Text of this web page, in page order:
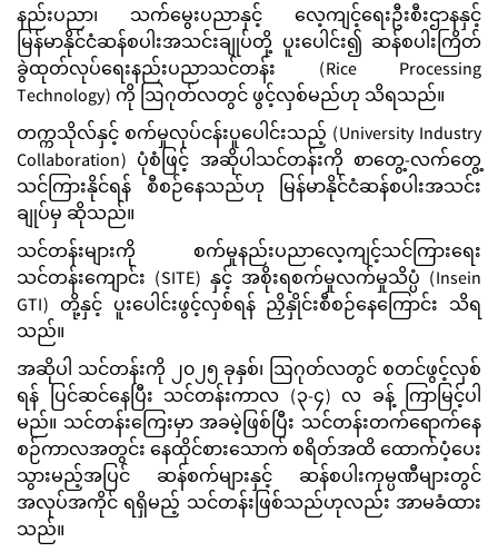
နည်းပညာ၊ သက်မွေးပညာနှင့် လေ့ကျင့်ရေးဦးစီးဌာနနှင့်
မြန်မာနိုင်ငံဆန်စပါးအသင်းချုပ်တို့ ပူးပေါင်း၍ ဆန်စပါးကြိတ်
ခွဲထုတ်လုပ်ရေးနည်းပညာသင်တန်း (Rice Processing
Technology) ကို ဩဂုတ်လတွင် ဖွင့်လှစ်မည်ဟု သိရသည်။
တက္ကသိုလ်နှင့် စက်မှုလုပ်ငန်းပူပေါင်းသည့် (University Industry
Collaboration) ပုံစံဖြင့် အဆိုပါသင်တန်းကို စာတွေ့-လက်တွေ့
သင်ကြားနိုင်ရန် စီစဉ်နေသည်ဟု မြန်မာနိုင်ငံဆန်စပါးအသင်း
ချုပ်မှ ဆိုသည်။
သင်တန်းများကို စက်မှုနည်းပညာလေ့ကျင့်သင်ကြားရေး
သင်တန်းကျောင်း (SITE) နှင့် အစိုးရစက်မှုလက်မှုသိပ္ပံ (Insein
GTI) တို့နှင့် ပူးပေါင်းဖွင့်လှစ်ရန် ညှိနှိုင်းစီစဉ်နေကြောင်း သိရ
သည်။
အဆိုပါ သင်တန်းကို ၂၀၂၅ ခုနှစ်၊ ဩဂုတ်လတွင် စတင်ဖွင့်လှစ်
ရန် ပြင်ဆင်နေပြီး သင်တန်းကာလ (၃-၄) လ ခန့် ကြာမြင့်ပါ
မည်။ သင်တန်းကြေးမှာ အခမဲ့ဖြစ်ပြီး သင်တန်းတက်ရောက်နေ
စဉ်ကာလအတွင်း နေထိုင်စားသောက် စရိတ်အထိ ထောက်ပံ့ပေး
သွားမည့်အပြင် ဆန်စက်များနှင့် ဆန်စပါးကုမ္ပဏီများတွင်
အလုပ်အကိုင် ရရှိမည့် သင်တန်းဖြစ်သည်ဟုလည်း အာမခံထား
သည်။